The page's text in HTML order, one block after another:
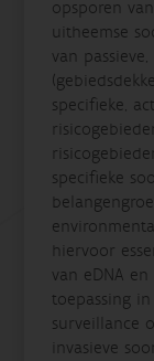
opsporen
uitheemse
van
specifieke,
specifieke
hiervoor
van eDNA
toepassing
surveillance
invasieve